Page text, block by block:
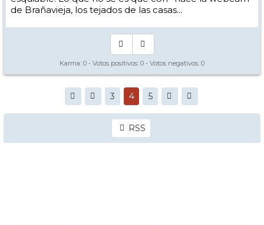
de Brañavieja, los tejados de las casas...
Karma: 0 - Votos positivos: 0 - Votos negativos: 0
3 4 5
RSS